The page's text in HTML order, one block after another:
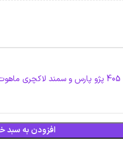
افزودن به سبد